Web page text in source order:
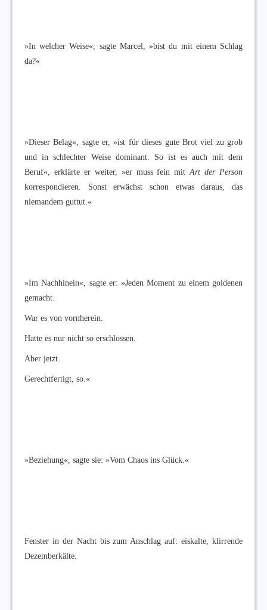
»In welcher Weise«, sagte Marcel, »bist du mit einem Schlag
da?«
»Dieser Belag«, sagte er, »ist für dieses gute Brot viel zu grob
und in schlechter Weise dominant. So ist es auch mit dem
Beruf«, erklärte er weiter, »er muss fein mitArt der Person
korrespondieren. Sonst erwächst schon etwas daraus, das
niemandem guttut.«
»Im Nachhinein«, sagte er: »Jeden Moment zu einem goldenen
gemacht.
War es von vornherein.
Hatte es nur nicht so erschlossen.
Aber jetzt.
Gerechtfertigt, so.«
»Beziehung«, sagte sie: »Vom Chaos ins Glück.«
Fenster in der Nacht bis zum Anschlag auf: eiskalte, klirrende
Dezemberkälte.